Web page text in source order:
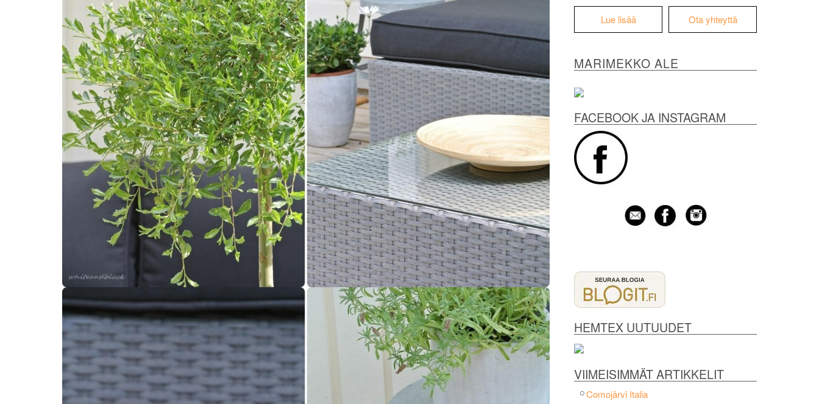
Lue lisää Ota yhteyttä
MARIMEKKO ALE
FACEBOOK JA INSTAGRAM
HEMTEX UUTUUDET
VIIMEISIMMÄT ARTIKKELIT
Comojärvi Italia